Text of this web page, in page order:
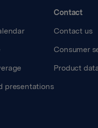
presentations
Contact
Contact us
Consumer
Product